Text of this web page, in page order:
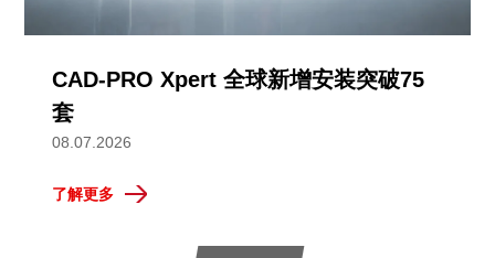
CAD-PRO Xpert 全球新增安装突破75
套
08.07.2026
了解更多